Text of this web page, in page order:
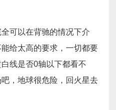
可以在背驰的情况下介
给太高的要求，一切都要
线是否0轴以下都看不
，地球很危险，回火星去